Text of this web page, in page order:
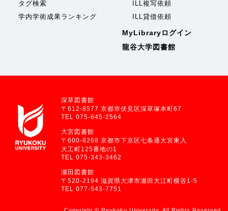
タグ検索
学内学術成果ランキング
ILL複写依頼
ILL貸借依頼
MyLibraryログイン
龍谷大学図書館
深草図書館
〒612-8577 京都市伏見区深草塚本町67
TEL 075-645-2564
大宮図書館
〒600-8268 京都市下京区七条通大宮東入
大工町125番地の1
TEL 075-343-3462
瀬田図書館
〒520-2194 滋賀県大津市瀬田大江町横谷1-5
TEL 077-543-7751